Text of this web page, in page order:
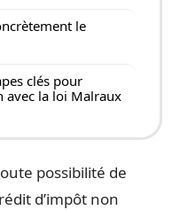
le
clés pour
avec la loi Malraux
possibilité de
d’impôt non